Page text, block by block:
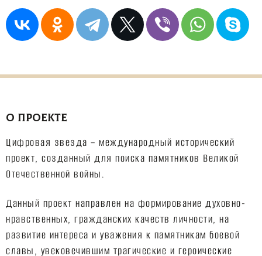
О ПРОЕКТЕ
Цифровая звезда – международный исторический
проект, созданный для поиска памятников Великой
Отечественной войны.
Данный проект направлен на формирование духовно-
нравственных, гражданских качеств личности, на
развитие интереса и уважения к памятникам боевой
славы, увековечившим трагические и героические